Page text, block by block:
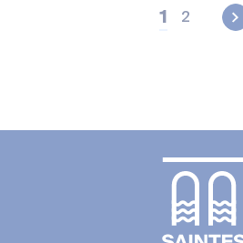
1 2